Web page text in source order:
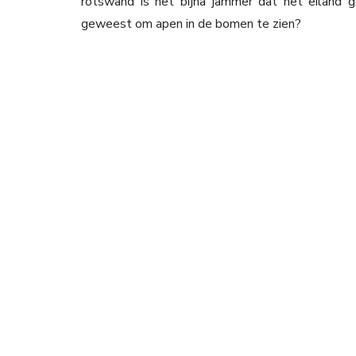
geweest om apen in de bomen te zien?